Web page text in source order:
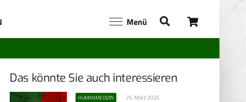
Menü
Das könnte Sie auch interessieren
HUMANMEDIZIN 25. März 2025